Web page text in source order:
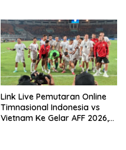
Link Live Pemutaran Online
Timnasional Indonesia vs
Vietnam Ke Gelar AFF 2026,